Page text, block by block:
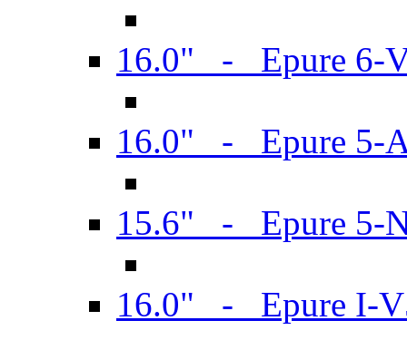
16.0" - Epure 6-
16.0" - Epure 5-
15.6" - Epure 5-
16.0" - Epure I-